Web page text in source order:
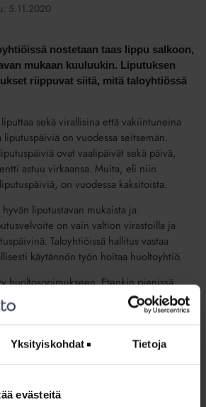
Yksityiskohdat Tietoja
evästeitä
5.11.2020
nostetaan taas lippu salkoon,
mukaan kuuluukin. Liputuksen
riippuvat siitä, mitä taloyhtiössä
sekä virallisina että vakiintuneina
on vuodessa seitsemän.
ovat vaalipäivät sekä päivä,
astuu virkaansa. Muita, eli niin
on vuodessa kaksitoista.
liputustavan mukaista ja
on vain valtion virastoilla ja
Taloyhtiöissä hallitus vastaa
käytännön työn hoitaa huoltoyhtiö.
huoltosopimukseen. Etenkin pienissä
kiinteistöhuollosta usein itse,
tavanomaisesti osakkaiden kesken,
liputuksen kustannukset jakautuvat